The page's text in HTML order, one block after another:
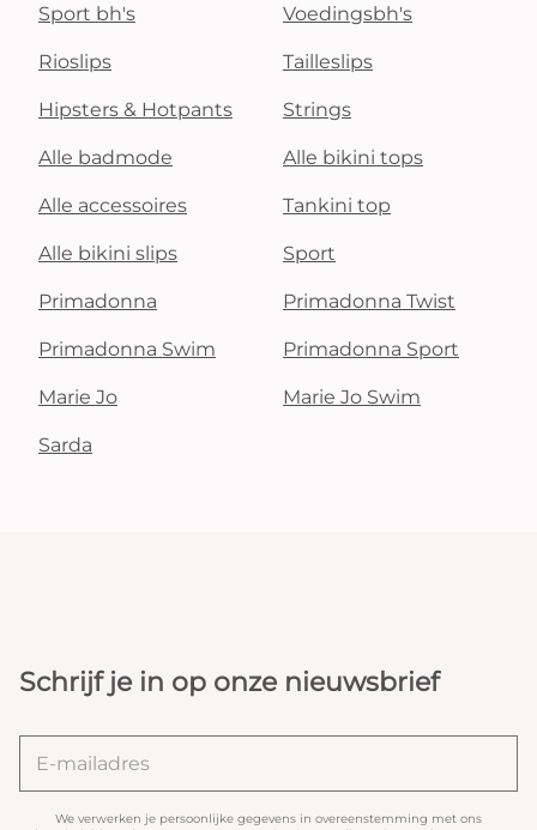
Sport bh's Voedingsbh's
Rioslips Tailleslips
Hipsters & Hotpants Strings
Alle badmode Alle bikini tops
Alle accessoires Tankini top
Alle bikini slips Sport
Primadonna Primadonna Twist
Primadonna Swim Primadonna Sport
Marie Jo Marie Jo Swim
Sarda
Schrijf je in op onze nieuwsbrief
We verwerken je persoonlijke gegevens in overeenstemming met ons